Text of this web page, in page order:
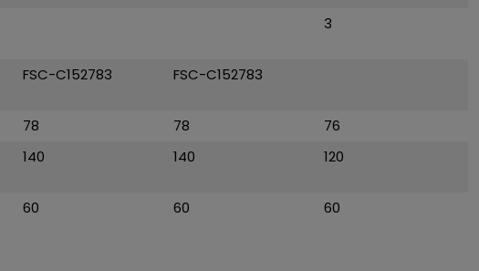
3
FSC-C152783 FSC-C152783
78 78
76
140 140 120
60 60 60